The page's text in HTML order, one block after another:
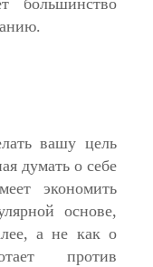
большинство
вашу цель
думать о себе
экономить
основе,
а не как о
против